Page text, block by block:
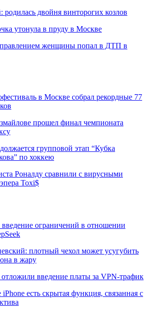
родилась двойня винторогих козлов
утонула в пруду в Москве
женщины попал в ДТП в
в Москве собрал рекордные 77
прошел финал чемпионата
групповой этап “Кубка
по хоккею
Роналду сравнили с вирусными
Toxi$
ограничений в отношении
плотный чехол может усугубить
в жару
введение платы за VPN-трафик
есть скрытая функция, связанная с